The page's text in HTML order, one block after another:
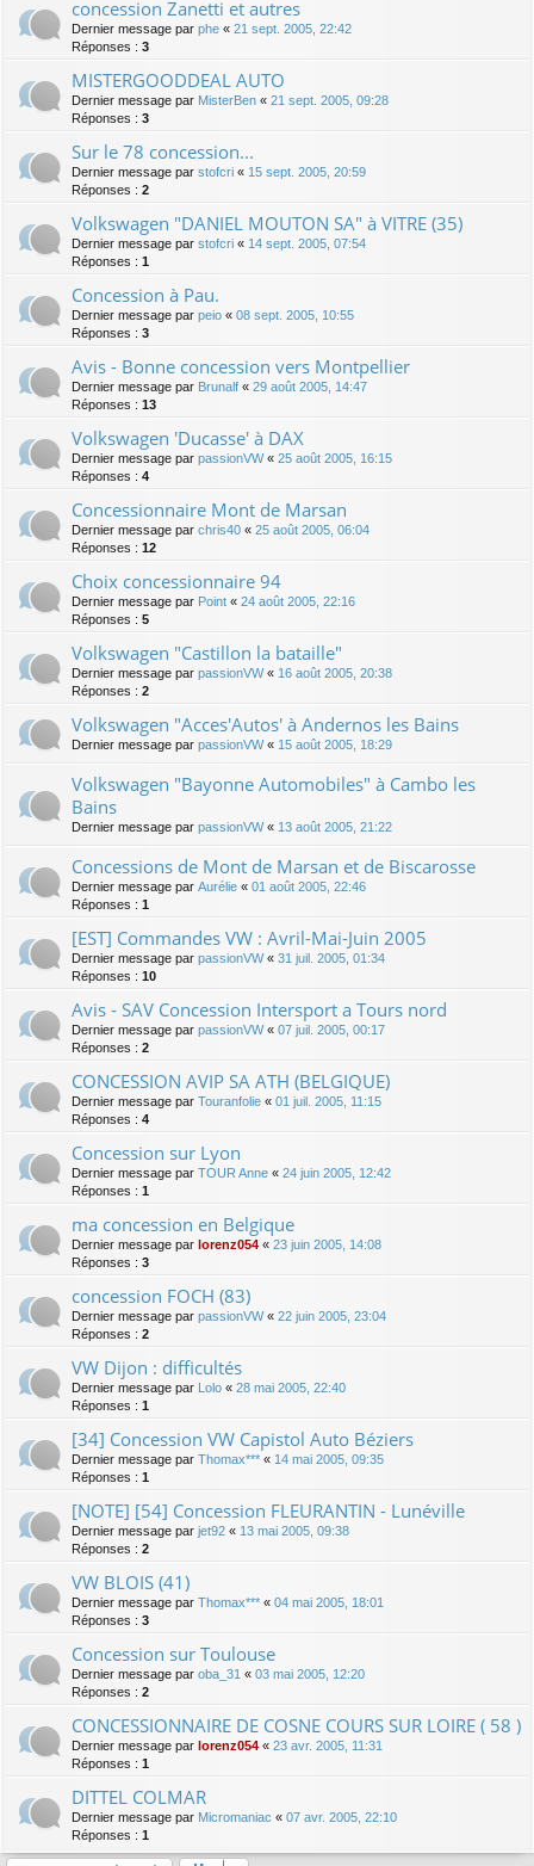
concession Zanetti et autres
Dernier message par phe « 21 sept. 2005, 22:42
Réponses : 3
MISTERGOODDEAL AUTO
Dernier message par MisterBen « 21 sept. 2005, 09:28
Réponses : 3
Sur le 78 concession...
Dernier message par stofcri « 15 sept. 2005, 20:59
Réponses : 2
Volkswagen "DANIEL MOUTON SA" à VITRE (35)
Dernier message par stofcri « 14 sept. 2005, 07:54
Réponses : 1
Concession à Pau.
Dernier message par peio « 08 sept. 2005, 10:55
Réponses : 3
Avis - Bonne concession vers Montpellier
Dernier message par Brunalf « 29 août 2005, 14:47
Réponses : 13
Volkswagen 'Ducasse' à DAX
Dernier message par passionVW« 25 août 2005, 16:15
Réponses : 4
Concessionnaire Mont de Marsan
Dernier message par chris40 « 25 août 2005, 06:04
Réponses : 12
Choix concessionnaire 94
Dernier message par Point « 24 août 2005, 22:16
Réponses : 5
Volkswagen "Castillon la bataille"
Dernier message par passionVW« 16 août 2005, 20:38
Réponses : 2
Volkswagen "Acces'Autos' à Andernos les Bains
Dernier message par passionVW« 15 août 2005, 18:29
Volkswagen "Bayonne Automobiles" à Cambo les
Bains
Dernier message par passionVW« 13 août 2005, 21:22
Concessions de Mont de Marsan et de Biscarosse
Dernier message par Aurélie « 01 août 2005, 22:46
Réponses : 1
[EST] Commandes VW : Avril-Mai-Juin 2005
Dernier message par passionVW« 31 juil. 2005, 01:34
Réponses : 10
Avis - SAV Concession Intersport a Tours nord
Dernier message par passionVW« 07 juil. 2005, 00:17
Réponses : 2
CONCESSION AVIP SA ATH (BELGIQUE)
Dernier message par Touranfolie « 01 juil. 2005, 11:15
Réponses : 4
Concession sur Lyon
Dernier message par TOUR Anne « 24 juin 2005, 12:42
Réponses : 1
ma concession en Belgique
Dernier message par lorenz054 « 23 juin 2005, 14:08
Réponses : 3
concession FOCH (83)
Dernier message par passionVW« 22 juin 2005, 23:04
Réponses : 2
VW Dijon : difficultés
Dernier message par Lolo « 28 mai 2005, 22:40
Réponses : 1
[34] Concession VW Capistol Auto Béziers
Dernier message par Thomax*** « 14 mai 2005, 09:35
Réponses : 1
[NOTE] [54] Concession FLEURANTIN - Lunéville
Dernier message par jet92 « 13 mai 2005, 09:38
Réponses : 2
VW BLOIS (41)
Dernier message par Thomax*** « 04 mai 2005, 18:01
Réponses : 3
Concession sur Toulouse
Dernier message par oba_31 « 03 mai 2005, 12:20
Réponses : 2
CONCESSIONNAIRE DE COSNE COURS SUR LOIRE ( 58 )
Dernier message par lorenz054 « 23 avr. 2005, 11:31
Réponses : 1
DITTEL COLMAR
Dernier message par Micromaniac « 07 avr. 2005, 22:10
Réponses : 1